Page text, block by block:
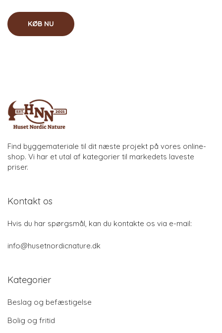
KØB NU
Find byggemateriale til dit næste projekt på vores online-
shop. Vi har et utal af kategorier til markedets laveste
priser.
Kontakt os
Hvis du har spørgsmål, kan du kontakte os via e-mail:
info@husetnordicnature.dk
Kategorier
Beslag og befæstigelse
Bolig og fritid